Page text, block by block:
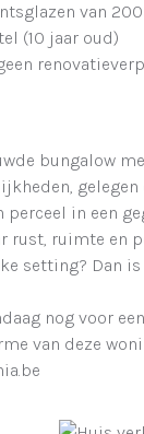
van
(10 jaar oud)
bungalow
gelegen
in een
rust, ruimte en
setting? Dan is
nog voor
van deze